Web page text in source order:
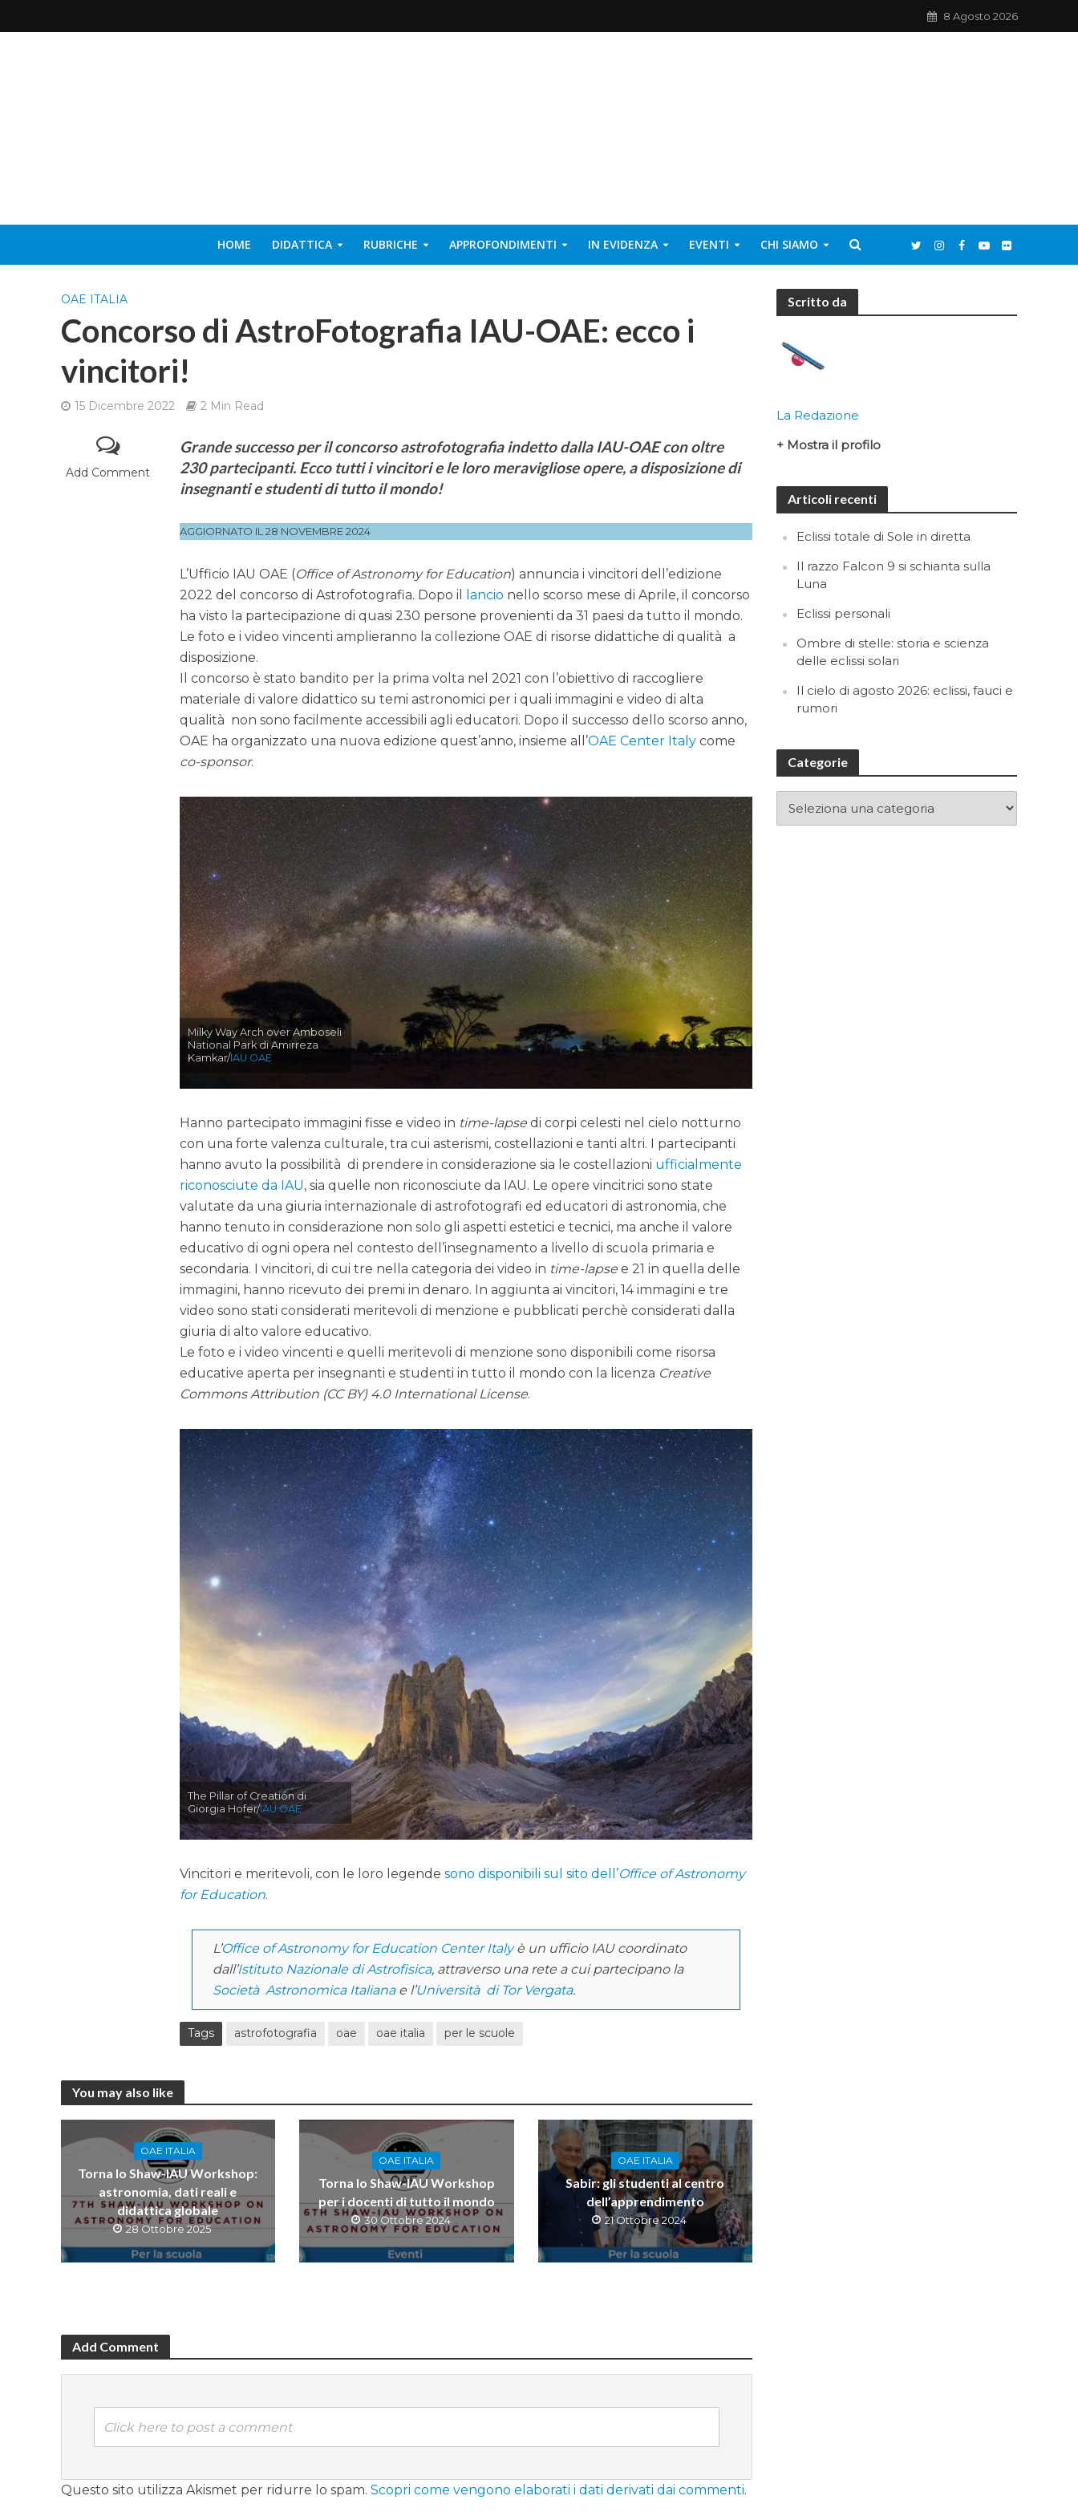
8 Agosto 2026
HOME DIDATTICA RUBRICHE APPROFONDIMENTI IN EVIDENZA EVENTI CHI SIAMO
OAE ITALIA
Concorso di AstroFotografia IAU-OAE: ecco i
vincitori!
15 Dicembre 2022 2 Min Read
Add Comment
Grande successo per il concorso astrofotografia indetto dalla IAU-OAE con oltre
230 partecipanti. Ecco tutti i vincitori e le loro meravigliose opere, a disposizione di
insegnanti e studenti di tutto il mondo!
AGGIORNATO IL 28 NOVEMBRE 2024
L’Ufficio IAU OAE (Office of Astronomy for Education) annuncia i vincitori dell’edizione
2022 del concorso di Astrofotografia. Dopo il
lancio nello scorso mese di Aprile, il concorso
ha visto la partecipazione di quasi 230 persone provenienti da 31 paesi da tutto il mondo.
Le foto e i video vincenti amplieranno la collezione OAE di risorse didattiche di qualità a
disposizione.
Il concorso è stato bandito per la prima volta nel 2021 con l’obiettivo di raccogliere
materiale di valore didattico su temi astronomici per i quali immagini e video di alta
qualità non sono facilmente accessibili agli educatori. Dopo il successo dello scorso anno,
OAE ha organizzato una nuova edizione quest’anno, insieme all’OAE Center Italy come
co-sponsor.
Milky Way Arch over Amboseli
National Park di Amirreza
Kamkar/IAU OAE
Hanno partecipato immagini fisse e video in time-lapse di corpi celesti nel cielo notturno
con una forte valenza culturale, tra cui asterismi, costellazioni e tanti altri. I partecipanti
hanno avuto la possibilità di prendere in considerazione sia le costellazioni ufficialmente
riconosciute da IAU, sia quelle non riconosciute da IAU. Le opere vincitrici sono state
valutate da una giuria internazionale di astrofotografi ed educatori di astronomia, che
hanno tenuto in considerazione non solo gli aspetti estetici e tecnici, ma anche il valore
educativo di ogni opera nel contesto dell’insegnamento a livello di scuola primaria e
secondaria. I vincitori, di cui tre nella categoria dei video in time-lapse e 21 in quella delle
immagini, hanno ricevuto dei premi in denaro. In aggiunta ai vincitori, 14 immagini e tre
video sono stati considerati meritevoli di menzione e pubblicati perchè considerati dalla
giuria di alto valore educativo.
Le foto e i video vincenti e quelli meritevoli di menzione sono disponibili come risorsa
educative aperta per insegnanti e studenti in tutto il mondo con la licenza Creative
Commons Attribution (CC BY) 4.0 International License.
The Pillar of Creation di
Giorgia Hofer/IAU OAE
Vincitori e meritevoli, con le loro legendesono disponibili sul sito dell’Office of Astronomy
for Education.
L’Office of Astronomy for Education Center Italyè un ufficio IAU coordinato
dall’Istituto Nazionale di Astrofisica, attraverso una rete a cui partecipano la
Società Astronomica Italianae l’Università di Tor Vergata.
Tags astrofotografia oae oae italia per le scuole
You may also like
OAE ITALIA
Torna lo Shaw-IAU Workshop:
astron­omia, dati reali e
didattica globale
28 Ottobre 2025
OAE ITALIA
Torna lo Shaw-IAU Workshop
per i docenti di tutto il mondo
30 Ottobre 2024
OAE ITALIA
Sabir: gli studenti al centro
dell’apprendimento
21 Ottobre 2024
Add Comment
Click here to post a comment
Questo sito utilizza Akismet per ridurre lo spam. Scopri come vengono elaborati i dati derivati dai commenti.
Scritto da
La Redazione
+ Mostra il profilo
Articoli recenti
Eclissi totale di Sole in diretta
Il razzo Falcon 9 si schianta sulla
Luna
Eclissi personali
Ombre di stelle: storia e scienza
delle eclissi solari
Il cielo di agosto 2026: eclissi, fauci e
rumori
Categorie